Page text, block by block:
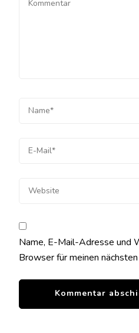
Name, E-Mail-Adresse und
Browser für meinen